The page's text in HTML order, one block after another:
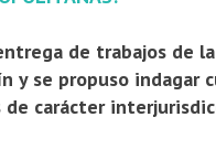
de trabajos de
y se propuso indagar
carácter